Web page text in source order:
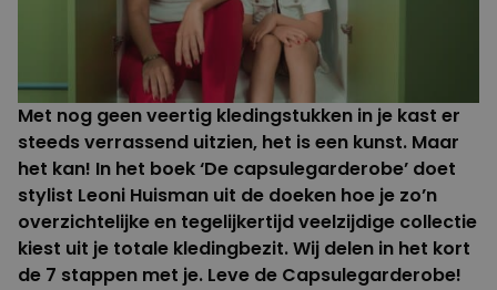
Met nog geen veertig kledingstukken in je kast er
steeds verrassend uitzien, het is een kunst. Maar
het kan! In het boek ‘De capsulegarderobe’ doet
stylist Leoni Huisman uit de doeken hoe je zo’n
overzichtelijke en tegelijkertijd veelzijdige collectie
kiest uit je totale kledingbezit. Wij delen in het kort
de 7 stappen met je. Leve de Capsulegarderobe!